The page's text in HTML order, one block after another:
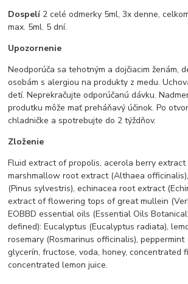
Dospelí2 celé odmerky 5ml, 3x denne,
max. 5ml. 5 dní.
Upozornenie
Neodporúča sa tehotným a dojčiacim ženám,
osobám s alergiou na produkty z medu.
detí. Neprekračujte odporúčanú dávku.
produtku môže mať preháňavý účinok. Po
chladničke a spotrebujte do 2 týždňov.
Zloženie
Fluid extract of propolis, acerola berry extract
marshmallow root extract (Althaea
(Pinus sylvestris), echinacea root extract
extract of flowering tops of great mullein
EOBBD essential oils (Essential Oils
defined): Eucalyptus (Eucalyptus radiata),
rosemary (Rosmarinus officinalis), peppermint
glycerín, fructose, voda, honey, concentrated
concentrated lemon juice.